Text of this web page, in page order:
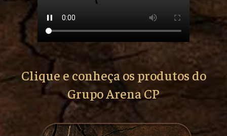
Clique e conheça os produtos do
Grupo Arena CP